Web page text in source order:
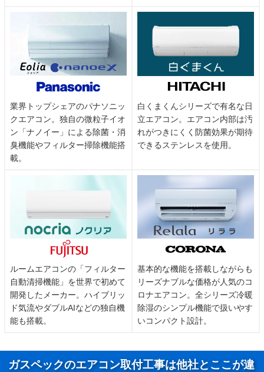
業界トップシェアのパナソニッ
クエアコン。独自の微粒子イオ
ン「ナノイー」による除菌・消
臭機能やフィルター掃除機能搭
載。
白くまくんシリーズで有名な日
立エアコン。エアコン内部は汚
れがつきにくく防菌効果が期待
できるステンレスを使用。
ルームエアコンの「フィルター
自動清掃機能」を世界で初めて
開発したメーカー。ハイブリッ
ド気流やダブルAIなどの独自機
能も搭載。
基本的な機能を搭載しながらも
リーズナブルな価格が人気のコ
ロナエアコン。全シリーズ冷暖
除湿のシンプル機能で扱いやす
いコンパクト設計。
ガスペックのエアコン取付工事は他社とここが違